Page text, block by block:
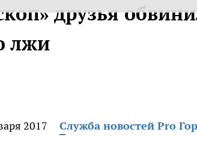
друзья
лжи
2017
Служба новостей Pro